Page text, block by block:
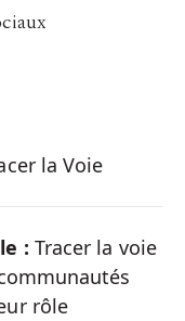
la Voie
: Tracer la voie
rôle